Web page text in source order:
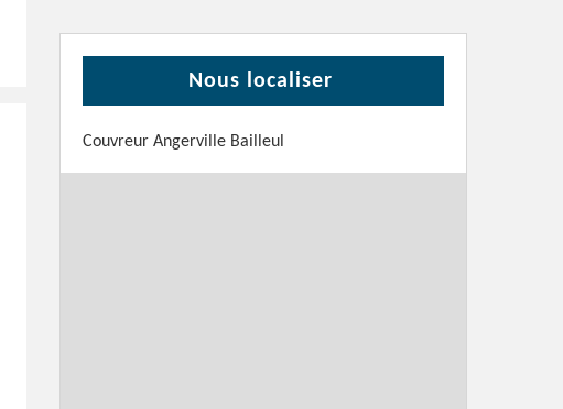
Nous localiser
Couvreur Angerville Bailleul